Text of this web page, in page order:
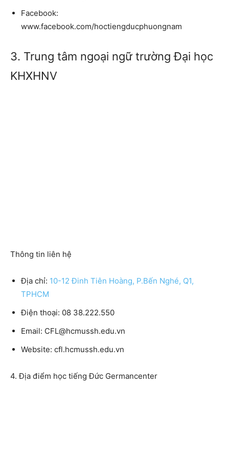
Facebook:
www.facebook.com/hoctiengducphuongnam
3. Trung tâm ngoại ngữ trường Đại học
KHXHNV
Thông tin liên hệ
Địa chỉ: 10-12 Đinh Tiên Hoàng, P.Bến Nghé, Q1,
TPHCM
Điện thoại: 08 38.222.550
Email: CFL@hcmussh.edu.vn
Website: cfl.hcmussh.edu.vn
4. Địa điểm học tiếng Đức Germancenter